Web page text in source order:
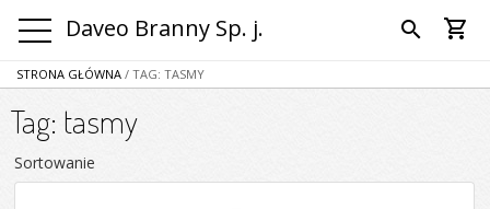
Daveo Branny Sp. j. search shopping_cart
STRONA GŁÓWNA / TAG: TASMY
Tag: tasmy
Sortowanie